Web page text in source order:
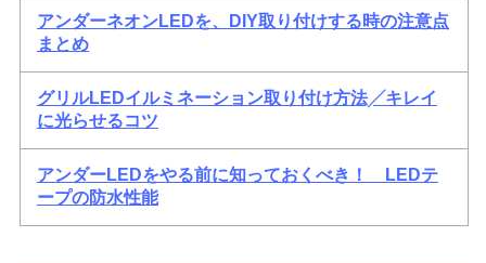
アンダーネオンLEDを、DIY取り付けする時の注意点
まとめ
グリルLEDイルミネーション取り付け方法╱キレイ
に光らせるコツ
アンダーLEDをやる前に知っておくべき！ LEDテ
ープの防水性能